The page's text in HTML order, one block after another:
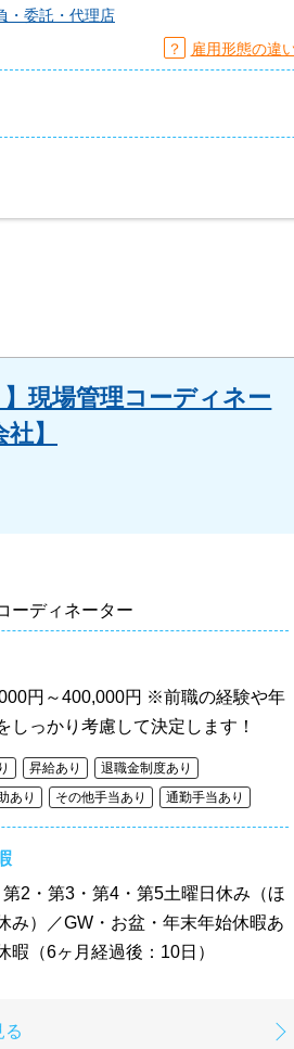
・委託・代理店
？ 雇用形態の違
現場管理コーディネー
】
ーディネーター
円～400,000円 ※前職の経験や年
しっかり考慮して決定します！
昇給あり
退職金制度あり
あり
その他手当あり 通勤手当あり
第2・第3・第4・第5土曜日休み（ほ
み）／GW・お盆・年末年始休暇あ
暇（6ヶ月経過後：10日）
る